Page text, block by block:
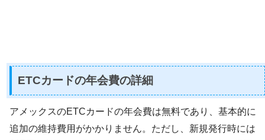
ETCカードの年会費の詳細
アメックスのETCカードの年会費は無料であり、基本的に
追加の維持費用がかかりません。ただし、新規発行時には